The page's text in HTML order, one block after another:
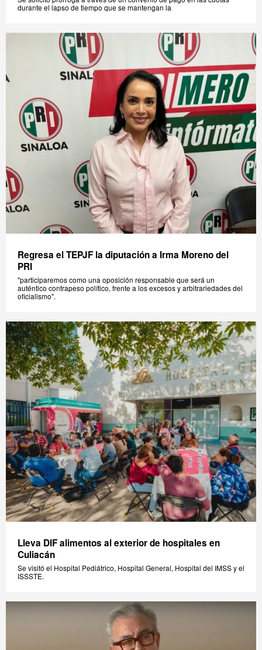
durante el lapso de tiempo que se mantengan la
Regresa el TEPJF la diputación a Irma Moreno del
PRI
"participaremos como una oposición responsable que será un
auténtico contrapeso político, frente a los excesos y arbitrariedades del
oficialismo".
Lleva DIF alimentos al exterior de hospitales en
Culiacán
Se visitó el Hospital Pediátrico, Hospital General, Hospital del IMSS y el
ISSSTE.